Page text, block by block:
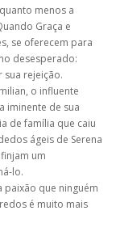
menos a
Graça e
se oferecem para
desesperado:
rejeição.
o influente
iminente de sua
de família que caiu
ágeis de Serena
um
lo.
paixão que ninguém
é muito mais